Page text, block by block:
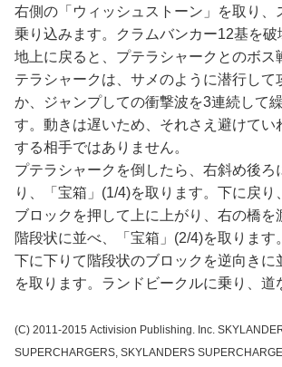
右側の「ウィッシュストーン」を取り、
乗り込みます。クラムバンカー12基を破
地上に戻ると、プテラシャークとのボス
テラシャークは、サメのように潜行して
か、ジャンプしての衝撃波を3連続して
す。動きは遅いため、それさえ避けてい
する相手ではありません。
プテラシャークを倒したら、右斜め後ろ
り、「宝箱」(1/4)を取ります。下に戻り
ブロックを押して上に上がり、右の橋を
階段状に並べ、「宝箱」(2/4)を取ります。
下に下りて階段状のブロックを逆向きに
を取ります。ランドビークルに乗り、道
(C) 2011-2015 Activision Publishing. Inc.
SUPERCHARGERS, SKYLANDERS